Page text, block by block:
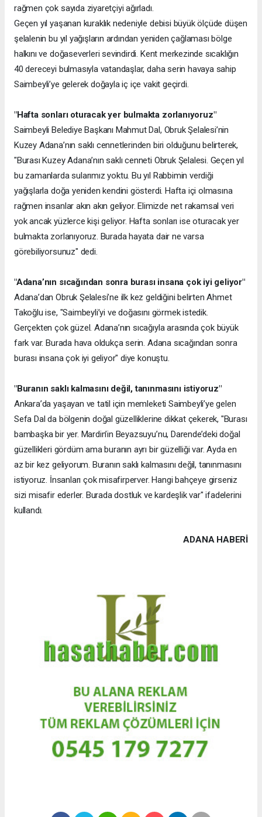
rağmen çok sayıda ziyaretçiyi ağırladı.
Geçen yıl yaşanan kuraklık nedeniyle debisi büyük ölçüde düşen
şelalenin bu yıl yağışların ardından yeniden çağlaması bölge
halkını ve doğaseverleri sevindirdi. Kent merkezinde sıcaklığın
40 dereceyi bulmasıyla vatandaşlar, daha serin havaya sahip
Saimbeyli’ye gelerek doğayla iç içe vakit geçirdi.
"Hafta sonları oturacak yer bulmakta zorlanıyoruz"
Saimbeyli Belediye Başkanı Mahmut Dal, Obruk Şelalesi’nin
Kuzey Adana’nın saklı cennetlerinden biri olduğunu belirterek,
"Burası Kuzey Adana’nın saklı cenneti Obruk Şelalesi. Geçen yıl
bu zamanlarda sularımız yoktu. Bu yıl Rabbimin verdiği
yağışlarla doğa yeniden kendini gösterdi. Hafta içi olmasına
rağmen insanlar akın akın geliyor. Elimizde net rakamsal veri
yok ancak yüzlerce kişi geliyor. Hafta sonları ise oturacak yer
bulmakta zorlanıyoruz. Burada hayata dair ne varsa
görebiliyorsunuz" dedi.
"Adana’nın sıcağından sonra burası insana çok iyi geliyor"
Adana’dan Obruk Şelalesi’ne ilk kez geldiğini belirten Ahmet
Takoğlu ise, "Saimbeyli’yi ve doğasını görmek istedik.
Gerçekten çok güzel. Adana’nın sıcağıyla arasında çok büyük
fark var. Burada hava oldukça serin. Adana sıcağından sonra
burası insana çok iyi geliyor" diye konuştu.
"Buranın saklı kalmasını değil, tanınmasını istiyoruz"
Ankara’da yaşayan ve tatil için memleketi Saimbeyli’ye gelen
Sefa Dal da bölgenin doğal güzelliklerine dikkat çekerek, "Burası
bambaşka bir yer. Mardin’in Beyazsuyu’nu, Darende’deki doğal
güzellikleri gördüm ama buranın ayrı bir güzelliği var. Ayda en
az bir kez geliyorum. Buranın saklı kalmasını değil, tanınmasını
istiyoruz. İnsanları çok misafirperver. Hangi bahçeye girseniz
sizi misafir ederler. Burada dostluk ve kardeşlik var" ifadelerini
kullandı.
ADANA HABERİ